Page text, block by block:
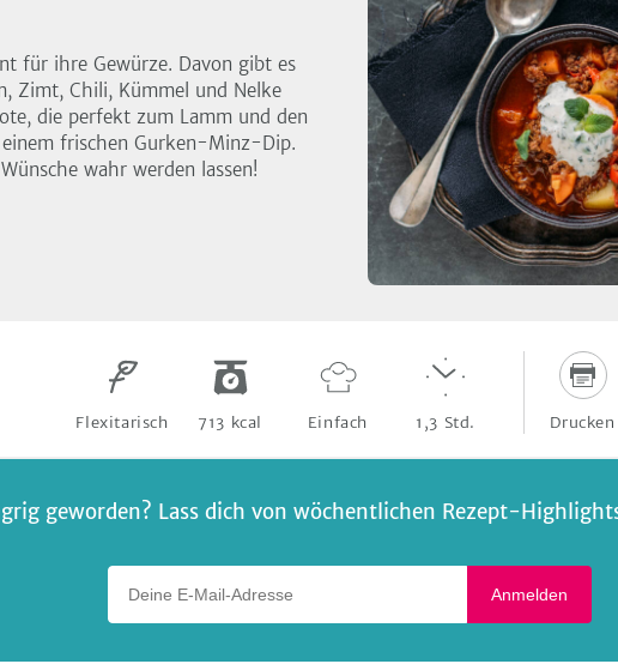
Bild
für ihre Gewürze. Davon gibt es
Zimt, Chili, Kümmel und Nelke
die perfekt zum Lamm und den
frischen Gurken-Minz-Dip.
wahr werden lassen!
Flexitarisch 713 kcal Einfach 1,3 Std. Drucken
geworden? Lass dich von wöchentlichen Rezept-
Anmelden